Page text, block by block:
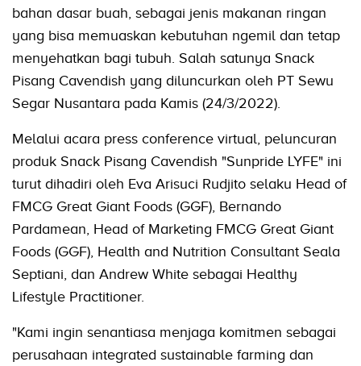
bahan dasar buah, sebagai jenis makanan ringan
yang bisa memuaskan kebutuhan ngemil dan tetap
menyehatkan bagi tubuh. Salah satunya Snack
Pisang Cavendish yang diluncurkan oleh PT Sewu
Segar Nusantara pada Kamis (24/3/2022).
Melalui acara press conference virtual, peluncuran
produk Snack Pisang Cavendish "Sunpride LYFE" ini
turut dihadiri oleh Eva Arisuci Rudjito selaku Head of
FMCG Great Giant Foods (GGF), Bernando
Pardamean, Head of Marketing FMCG Great Giant
Foods (GGF), Health and Nutrition Consultant Seala
Septiani, dan Andrew White sebagai Healthy
Lifestyle Practitioner.
"Kami ingin senantiasa menjaga komitmen sebagai
perusahaan integrated sustainable farming dan